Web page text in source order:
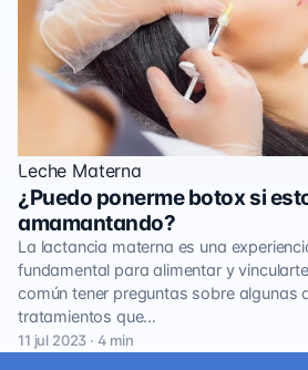
Leche Materna
¿Puedo ponerme botox si
amamantando?
La lactancia materna es una
fundamental para alimentar y
común tener preguntas sobre algunas
tratamientos que…
11 jul 2023 · 4 min